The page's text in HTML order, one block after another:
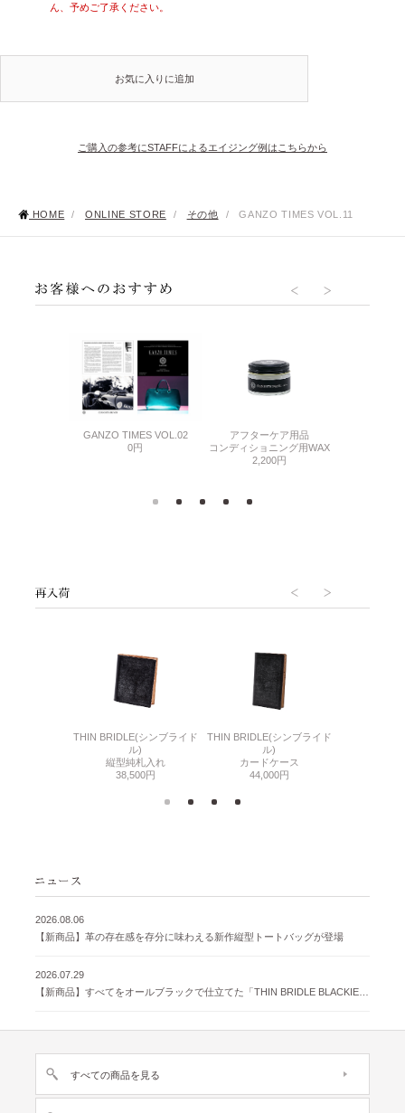
ん、予めご了承ください。
お気に入りに追加
ご購入の参考にSTAFFによるエイジング例はこちらから
HOME / ONLINE STORE / その他 / GANZO TIMES VOL.11
GANZO TIMES VOL.02
0円
アフターケア用品
コンディショニング用WAX
2,200円
THIN BRIDLE(シンブライド
ル)
縦型純札入れ
38,500円
THIN BRIDLE(シンブライド
ル)
カードケース
44,000円
2026.08.06
【新商品】革の存在感を存分に味わえる新作縦型トートバッグが登場
2026.07.29
すべての商品を見る